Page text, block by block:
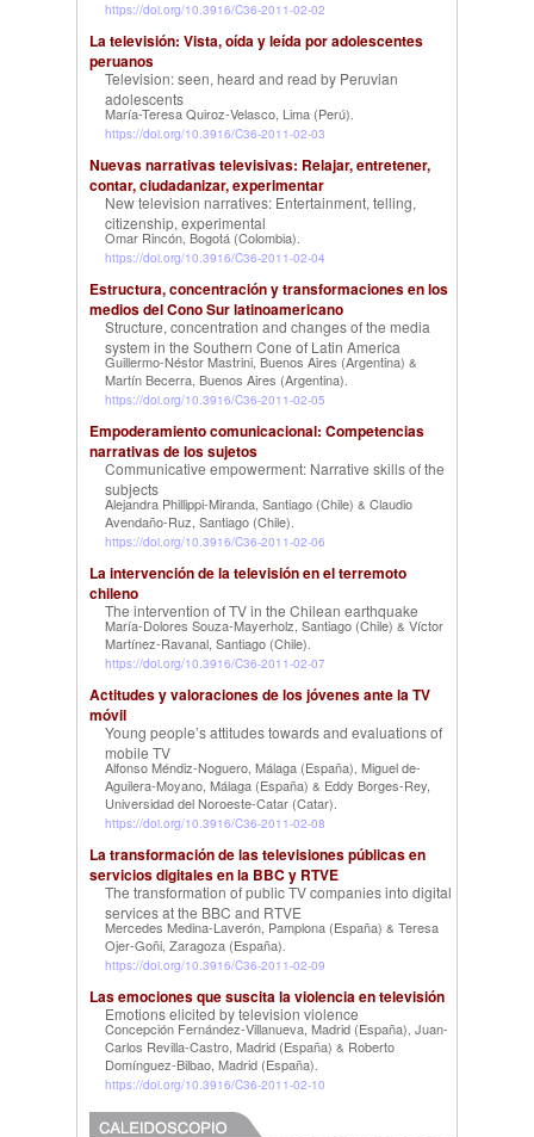
https://doi.org/10.3916/C36-2011-02-02
La televisión: Vista, oída y leída por adolescentes
peruanos
Television: seen, heard and read by Peruvian
adolescents
María-Teresa Quiroz-Velasco, Lima (Perú).
https://doi.org/10.3916/C36-2011-02-03
Nuevas narrativas televisivas: Relajar, entretener,
contar, ciudadanizar, experimentar
New television narratives: Entertainment, telling,
citizenship, experimental
Omar Rincón, Bogotá (Colombia).
https://doi.org/10.3916/C36-2011-02-04
Estructura, concentración y transformaciones en los
medios del Cono Sur latinoamericano
Structure, concentration and changes of the media
system in the Southern Cone of Latin America
Guillermo-Néstor Mastrini, Buenos Aires (Argentina) &
Martín Becerra, Buenos Aires (Argentina).
https://doi.org/10.3916/C36-2011-02-05
Empoderamiento comunicacional: Competencias
narrativas de los sujetos
Communicative empowerment: Narrative skills of the
subjects
Alejandra Phillippi-Miranda, Santiago (Chile) & Claudio
Avendaño-Ruz, Santiago (Chile).
https://doi.org/10.3916/C36-2011-02-06
La intervención de la televisión en el terremoto
chileno
The intervention of TV in the Chilean earthquake
María-Dolores Souza-Mayerholz, Santiago (Chile) & Víctor
Martínez-Ravanal, Santiago (Chile).
https://doi.org/10.3916/C36-2011-02-07
Actitudes y valoraciones de los jóvenes ante la TV
móvil
Young people’s attitudes towards and evaluations of
mobile TV
Alfonso Méndiz-Noguero, Málaga (España), Miguel de-
Aguilera-Moyano, Málaga (España) & Eddy Borges-Rey,
Universidad del Noroeste-Catar (Catar).
https://doi.org/10.3916/C36-2011-02-08
La transformación de las televisiones públicas en
servicios digitales en la BBC y RTVE
The transformation of public TV companies into digital
services at the BBC and RTVE
Mercedes Medina-Laverón, Pamplona (España) & Teresa
Ojer-Goñi, Zaragoza (España).
https://doi.org/10.3916/C36-2011-02-09
Las emociones que suscita la violencia en televisión
Emotions elicited by television violence
Concepción Fernández-Villanueva, Madrid (España), Juan-
Carlos Revilla-Castro, Madrid (España) & Roberto
Domínguez-Bilbao, Madrid (España).
https://doi.org/10.3916/C36-2011-02-10